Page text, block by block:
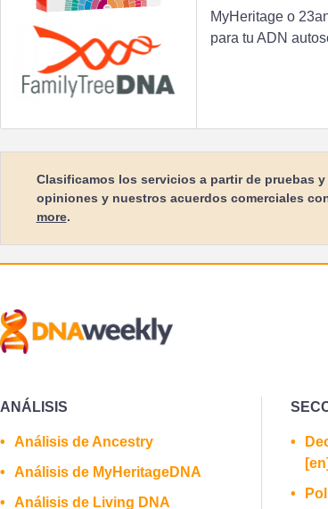
MyHeritage o
para tu ADN
Clasificamos los servicios a partir de pruebas
opiniones y nuestros acuerdos comerciales
more.
ANÁLISIS
Análisis de Ancestry
Análisis de MyHeritageDNA
Análisis de Living DNA
[en]